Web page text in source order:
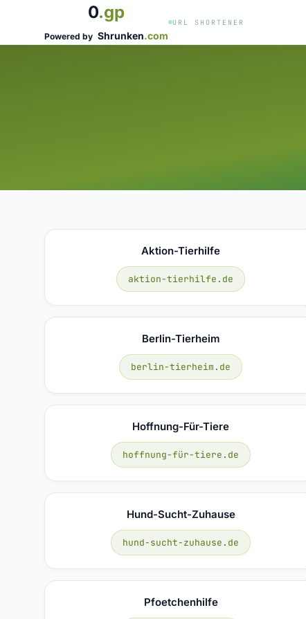
0.gp
Powered by Shrunken.com
URL SHORTENER
Aktion-Tierhilfe
aktion-tierhilfe.de
Berlin-Tierheim
berlin-tierheim.de
Hoffnung-Für-Tiere
hoffnung-für-tiere.de
Hund-Sucht-Zuhause
hund-sucht-zuhause.de
Pfoetchenhilfe